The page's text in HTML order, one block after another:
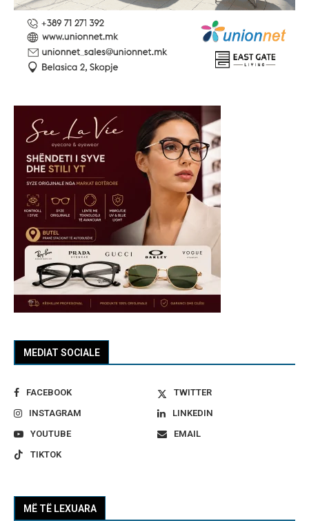
MEDIAT SOCIALE
FACEBOOK
TWITTER
INSTAGRAM
LINKEDIN
YOUTUBE
EMAIL
TIKTOK
MË TË LEXUARA